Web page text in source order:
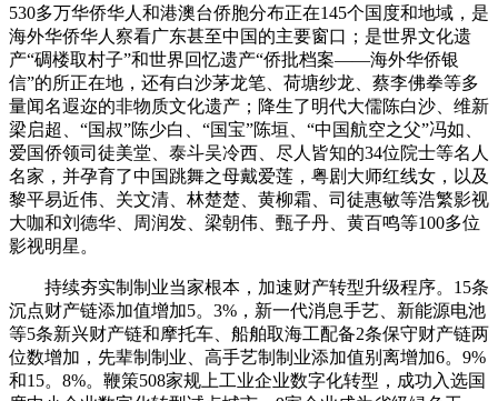
530多万华侨华人和港澳台侨胞分布正在145个国度和地域，是
海外华侨华人察看广东甚至中国的主要窗口；是世界文化遗
产“碉楼取村子”和世界回忆遗产“侨批档案——海外华侨银
信”的所正在地，还有白沙茅龙笔、荷塘纱龙、蔡李佛拳等多
量闻名遐迩的非物质文化遗产；降生了明代大儒陈白沙、维新
梁启超、“国叔”陈少白、“国宝”陈垣、“中国航空之父”冯如、
爱国侨领司徒美堂、泰斗吴冷西、尽人皆知的34位院士等名人
名家，并孕育了中国跳舞之母戴爱莲，粤剧大师红线女，以及
黎平易近伟、关文清、林楚楚、黄柳霜、司徒惠敏等浩繁影视
大咖和刘德华、周润发、梁朝伟、甄子丹、黄百鸣等100多位
影视明星。
持续夯实制制业当家根本，加速财产转型升级程序。15条
沉点财产链添加值增加5。3%，新一代消息手艺、新能源电池
等5条新兴财产链和摩托车、船舶取海工配备2条保守财产链两
位数增加，先辈制制业、高手艺制制业添加值别离增加6。9%
和15。8%。鞭策508家规上工业企业数字化转型，成功入选国